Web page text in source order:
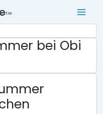
bei Obi